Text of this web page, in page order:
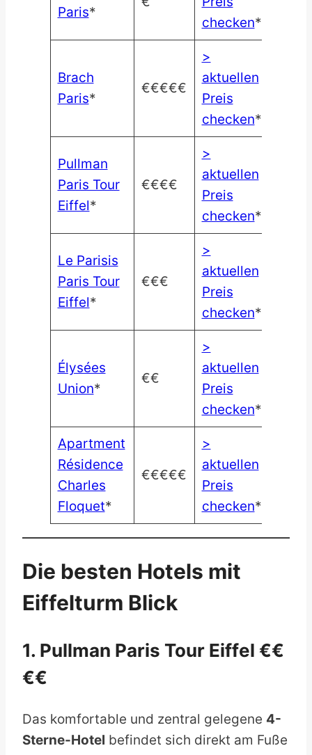
Paris*
checken*
Brach
Paris*
€€€€€
>
aktuellen
Preis
checken*
Pullman
Paris Tour
Eiffel*
€€€€
>
aktuellen
Preis
checken*
Le Parisis
Paris Tour
Eiffel*
€€€
>
aktuellen
Preis
checken*
Élysées
Union*
€€
>
aktuellen
Preis
checken*
Apartment
Résidence
Charles
Floquet*
€€€€€
>
aktuellen
Preis
checken*
Die besten Hotels mit
Eiffelturm Blick
1. Pullman Paris Tour Eiffel €€
€€
Das komfortable und zentral gelegene 4-
Sterne-Hotel befindet sich direkt am Fuße